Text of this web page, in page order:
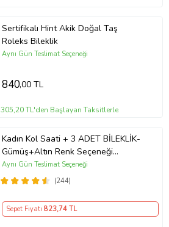
Sertifikalı Hint Akik Doğal Taş
Roleks Bileklik
Aynı Gün Teslimat Seçeneği
840,00 TL
305,20 TL'den Başlayan Taksitlerle
Kadın Kol Saati + 3 ADET BİLEKLİK-
Gümüş+Altın Renk Seçeneği
ayarlanabilir kordon Kadın Kol Saati
BİLEKLİK HEDİYE Altın Renk - Kız
(244)
Aynı Gün Teslimat Seçeneği
Sepet Fiyatı 823,74 TL